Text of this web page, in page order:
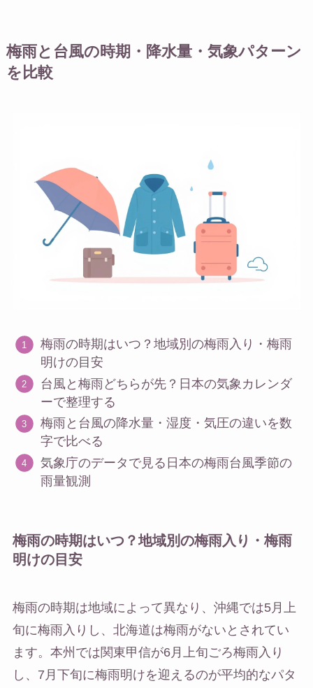
梅雨と台風の時期・降水量・気象パターン
を比較
梅雨の時期はいつ？地域別の梅雨入り・梅雨
明けの目安
台風と梅雨どちらが先？日本の気象カレンダ
ーで整理する
梅雨と台風の降水量・湿度・気圧の違いを数
字で比べる
気象庁のデータで見る日本の梅雨台風季節の
雨量観測
梅雨の時期はいつ？地域別の梅雨入り・梅雨
明けの目安
梅雨の時期は地域によって異なり、沖縄では5月上
旬に梅雨入りし、北海道は梅雨がないとされてい
ます。本州では関東甲信が6月上旬ごろ梅雨入り
し、7月下旬に梅雨明けを迎えるのが平均的なパタ